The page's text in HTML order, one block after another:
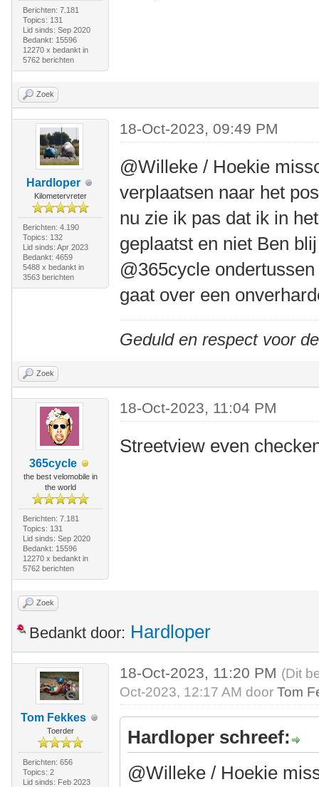
Berichten: 7.181
Topics: 131
Lid sinds: Sep 2020
Bedankt: 15596
12270 x bedankt in
5762 berichten
Zoek
Hardloper
Kilometervreter
Berichten: 4.190
Topics: 132
Lid sinds: Apr 2023
Bedankt: 4659
5488 x bedankt in
3563 berichten
18-Oct-2023, 09:49 PM
@Willeke / Hoekie
verplaatsen naar het
nu zie ik pas dat ik in
geplaatst en niet Ben
@365cycle
gaat over een
Geduld en respect voor
Zoek
365cycle
the best velomobile in
the world
Berichten: 7.181
Topics: 131
Lid sinds: Sep 2020
Bedankt: 15596
12270 x bedankt in
5762 berichten
18-Oct-2023, 11:04 PM
Streetview even
Zoek
Bedankt door: Hardloper
Tom Fekkes
Toerder
Berichten: 656
Topics: 2
Lid sinds: Feb 2023
18-Oct-2023, 11:20 PM (Dit
Oct-2023, 12:17 AM doorTom
Hardloper schreef:
@Willeke / Hoekie